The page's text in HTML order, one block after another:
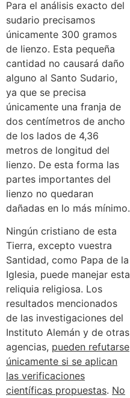
Para el análisis exacto del
sudario precisamos
únicamente 300 gramos
de lienzo. Esta pequeña
cantidad no causará daño
alguno al Santo Sudario,
ya que se precisa
únicamente una franja de
dos centímetros de ancho
de los lados de 4,36
metros de longitud del
lienzo. De esta forma las
partes importantes del
lienzo no quedaran
dañadas en lo más mínimo.
Ningún cristiano de esta
Tierra, excepto vuestra
Santidad, como Papa de la
Iglesia, puede manejar esta
reliquia religiosa. Los
resultados mencionados
de las investigaciones del
Instituto Alemán y de otras
agencias, pueden refutarse
únicamente si se aplican
las verificaciones
científicas propuestas. No